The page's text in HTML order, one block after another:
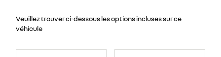
Veuillez trouver ci-dessous les options incluses sur ce
véhicule